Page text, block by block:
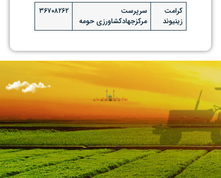
کرامت
زینیوند
سرپرست
مرکزجهادکشاورزی حومه
۳۶۷۰۸۲۶۲